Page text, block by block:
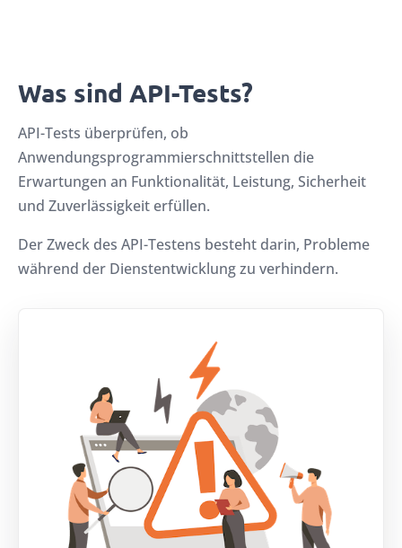
Was sind API-Tests?
API-Tests überprüfen, ob
Anwendungsprogrammierschnittstellen die
Erwartungen an Funktionalität, Leistung, Sicherheit
und Zuverlässigkeit erfüllen.
Der Zweck des API-Testens besteht darin, Probleme
während der Dienstentwicklung zu verhindern.